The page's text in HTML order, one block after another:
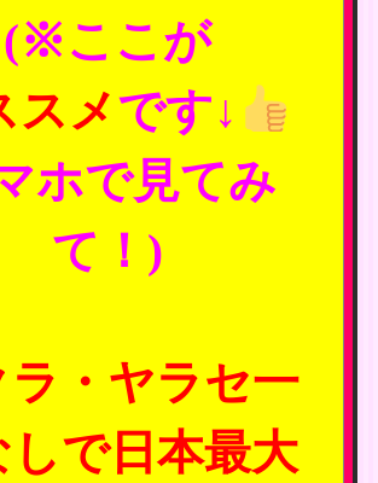
(※ここが
スメです↓
ホで見てみ
て！)
ラ・ヤラセ一
しで日本最大